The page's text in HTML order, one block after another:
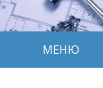
МЕНЮ